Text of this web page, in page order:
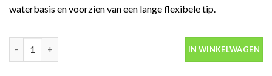
waterbasis en voorzien van een lange flexibele tip.
IN WINKELWAGEN